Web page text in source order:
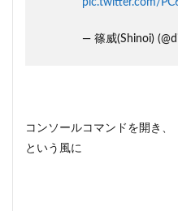
pic.twitter.com/
— 篠威(Shinoi)
コンソールコマンドを開き、
という風に